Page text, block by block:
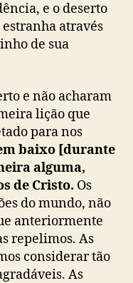
e o deserto
através
de sua
e não acharam
lição que
para nos
baixo [durante
alguma,
de Cristo. Os
do mundo, não
anteriormente
repelimos. As
considerar tão
As